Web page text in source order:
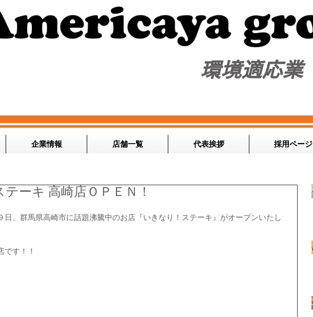
​環境適応業
企業情報 店舗一覧 代表挨拶 採用ページ
ーキ 高崎店ＯＰＥＮ！
日、群馬県高崎市に話題沸騰中のお店『いきなり！ステーキ』がオープンいたし
です！！